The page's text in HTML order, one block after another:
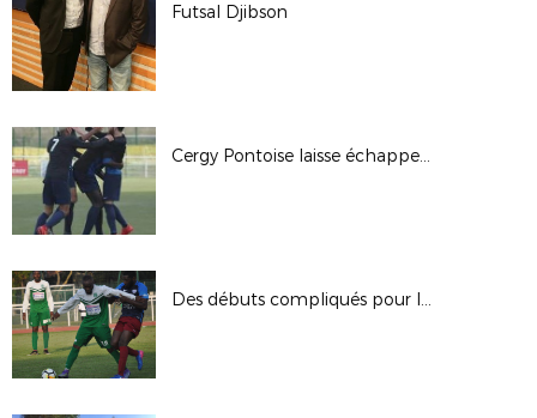
Futsal Djibson
Cergy Pontoise laisse échapper la victoire
Des débuts compliqués pour l'ASSOA